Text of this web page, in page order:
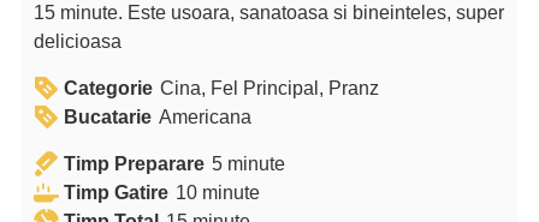
15 minute. Este usoara, sanatoasa si bineinteles, super
delicioasa
Categorie Cina, Fel Principal, Pranz
Bucatarie Americana
Timp Preparare 5m
i
minute
Timp Gatire 10mminute